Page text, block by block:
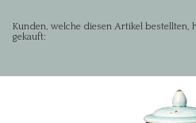
Kunden, welche diesen Artikel bestellten,
gekauft: